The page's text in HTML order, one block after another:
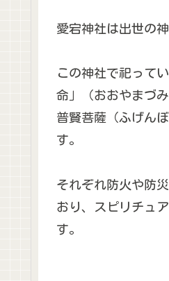
愛宕神社は出世の
この神社で祀って
命」（おおやまづ
普賢菩薩（ふげん
す。
それぞれ防火や防
おり、スピリチュ
す。